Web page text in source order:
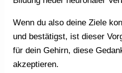
Wenn du also deine Ziele
und bestätigst, ist dieser
für dein Gehirn, diese
akzeptieren.